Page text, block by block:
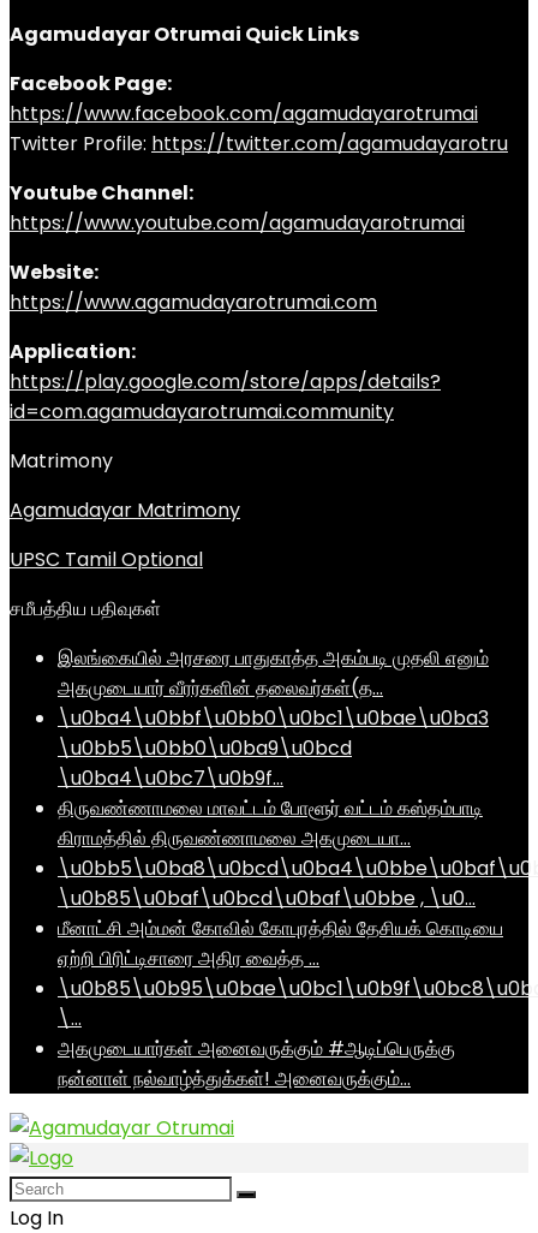
Agamudayar Otrumai Quick Links
Facebook Page:
https://www.facebook.com/agamudayarotrumai
Twitter Profile: https://twitter.com/agamudayarotru
Youtube Channel:
https://www.youtube.com/agamudayarotrumai
Website:
https://www.agamudayarotrumai.com
Application:
https://play.google.com/store/apps/details?
id=com.agamudayarotrumai.community
Matrimony
Agamudayar Matrimony
UPSC Tamil Optional
சமீபத்திய பதிவுகள்
இலங்கையில் அரசரை பாதுகாத்த அகம்படி முதலி எனும்
அகமுடையார் வீரர்களின் தலைவர்கள்(த…
\u0ba4\u0bbf\u0bb0\u0bc1\u0bae\u0ba3
\u0bb5\u0bb0\u0ba9\u0bcd
\u0ba4\u0bc7\u0b9f…
திருவண்ணாமலை மாவட்டம் போளூர் வட்டம் கஸ்தம்பாடி
கிராமத்தில் திருவண்ணாமலை அகமுடையா…
\u0b85\u0baf\u0bcd\u0baf\u0bbe , \u0…
மீனாட்சி அம்மன் கோவில் கோபுரத்தில் தேசியக் கொடியை
ஏற்றி பிரிட்டிசாரை அதிர வைத்த …
\…
அகமுடையார்கள் அனைவருக்கும் #ஆடிப்பெருக்கு
நன்னாள் நல்வாழ்த்துக்கள்! அனைவருக்கும்…
Log In